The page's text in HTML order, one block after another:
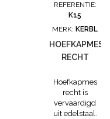
REFERENTIE:
K15
MERK: KERBL
HOEFKAPMES
RECHT
Hoefkapmes
recht is
vervaardigd
uit edelstaal.